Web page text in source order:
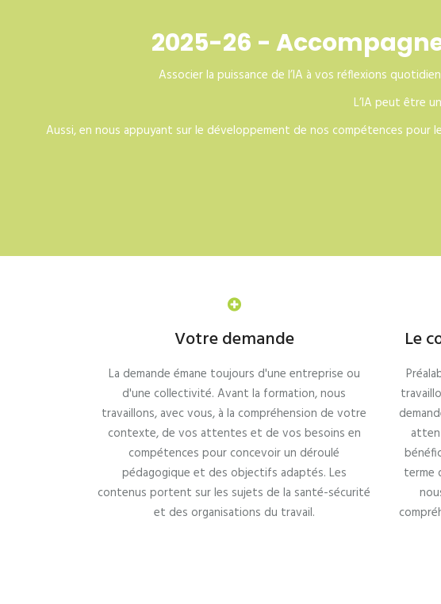
2025-26 -
Associer la puissance de l’IA à vos réflexions
L’IA peut être
Aussi, en nous appuyant sur le développement de nos compétences pour
Votre demande
La demande émane toujours d'une entreprise ou
d'une collectivité. Avant la formation, nous
travaillons, avec vous, à la compréhension de votre
contexte, de vos attentes et de vos besoins en
compétences pour concevoir un déroulé
pédagogique et des objectifs adaptés. Les
contenus portent sur les sujets de la santé-sécurité
et des organisations du travail.
Le
terme